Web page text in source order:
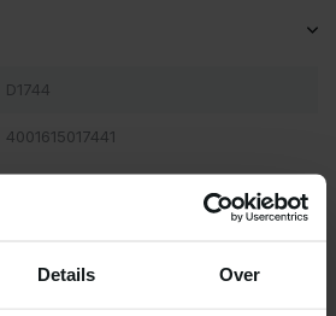
Details Over
D1744
4001615017441